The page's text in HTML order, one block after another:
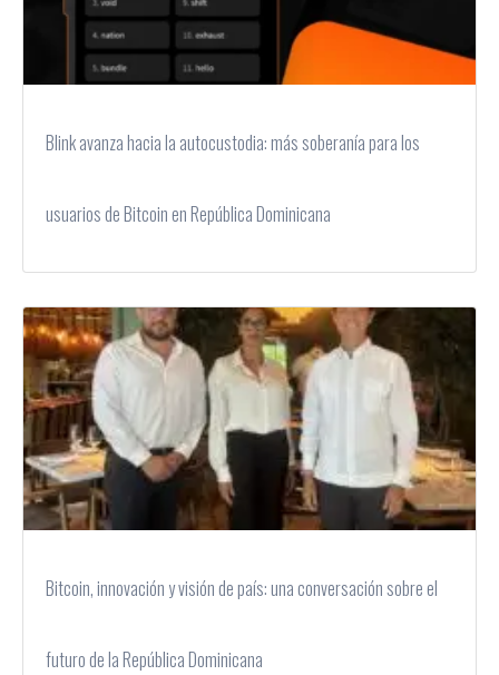
Blink avanza hacia la autocustodia: más soberanía para los
usuarios de Bitcoin en República Dominicana
Bitcoin, innovación y visión de país: una conversación sobre el
futuro de la República Dominicana